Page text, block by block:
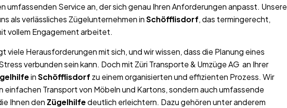
umfassenden Service an, der sich genau Ihren Anforderungen anpasst. Unsere
als verlässliches Zügelunternehmen inSchöfflisdorf, das termingerecht,
vollem Engagement arbeitet.
viele Herausforderungen mit sich, und wir wissen, dass die Planung eines
verbunden sein kann. Doch mit Züri Transporte & Umzüge AG an Ihrer
inSchöfflisdorf zu einem organisierten und effizienten Prozess. Wir
einfachen Transport von Möbeln und Kartons, sondern auch umfassende
Ihnen den Zügelhilfedeutlich erleichtern. Dazu gehören unter anderem